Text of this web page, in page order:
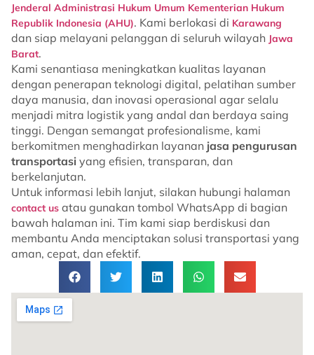
Jenderal Administrasi Hukum Umum Kementerian Hukum
Republik Indonesia (AHU). Kami berlokasi di Karawang
dan siap melayani pelanggan di seluruh wilayah Jawa
Barat.
Kami senantiasa meningkatkan kualitas layanan
dengan penerapan teknologi digital, pelatihan sumber
daya manusia, dan inovasi operasional agar selalu
menjadi mitra logistik yang andal dan berdaya saing
tinggi. Dengan semangat profesionalisme, kami
berkomitmen menghadirkan layanan jasa pengurusan
transportasi yang efisien, transparan, dan
berkelanjutan.
Untuk informasi lebih lanjut, silakan hubungi halaman
contact us atau gunakan tombol WhatsApp di bagian
bawah halaman ini. Tim kami siap berdiskusi dan
membantu Anda menciptakan solusi transportasi yang
aman, cepat, dan efektif.